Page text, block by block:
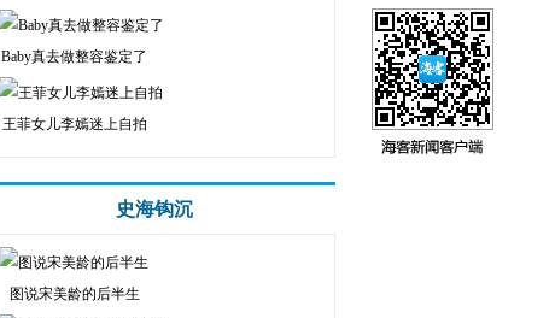
Baby真去做整容鉴定了
王菲女儿李嫣迷上自拍
史海钩沉
图说宋美龄的后半生